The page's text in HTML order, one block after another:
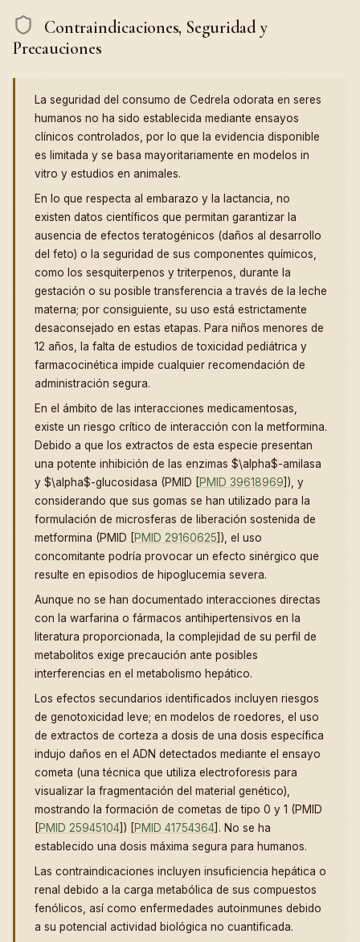
Contraindicaciones, Seguridad y
Precauciones
La seguridad del consumo de Cedrela odorata en seres
humanos no ha sido establecida mediante ensayos
clínicos controlados, por lo que la evidencia disponible
es limitada y se basa mayoritariamente en modelos in
vitro y estudios en animales.
En lo que respecta al embarazo y la lactancia, no
existen datos científicos que permitan garantizar la
ausencia de efectos teratogénicos (daños al desarrollo
del feto) o la seguridad de sus componentes químicos,
como los sesquiterpenos y triterpenos, durante la
gestación o su posible transferencia a través de la leche
materna; por consiguiente, su uso está estrictamente
desaconsejado en estas etapas. Para niños menores de
12 años, la falta de estudios de toxicidad pediátrica y
farmacocinética impide cualquier recomendación de
administración segura.
En el ámbito de las interacciones medicamentosas,
existe un riesgo crítico de interacción con la metformina.
Debido a que los extractos de esta especie presentan
una potente inhibición de las enzimas $\alpha$-amilasa
y $\alpha$-glucosidasa (PMID [PMID 39618969]), y
considerando que sus gomas se han utilizado para la
formulación de microsferas de liberación sostenida de
metformina (PMID [PMID 29160625]), el uso
concomitante podría provocar un efecto sinérgico que
resulte en episodios de hipoglucemia severa.
Aunque no se han documentado interacciones directas
con la warfarina o fármacos antihipertensivos en la
literatura proporcionada, la complejidad de su perfil de
metabolitos exige precaución ante posibles
interferencias en el metabolismo hepático.
Los efectos secundarios identificados incluyen riesgos
de genotoxicidad leve; en modelos de roedores, el uso
de extractos de corteza a dosis de una dosis específica
indujo daños en el ADN detectados mediante el ensayo
cometa (una técnica que utiliza electroforesis para
visualizar la fragmentación del material genético),
mostrando la formación de cometas de tipo 0 y 1 (PMID
[PMID 25945104]) [PMID 41754364]. No se ha
establecido una dosis máxima segura para humanos.
Las contraindicaciones incluyen insuficiencia hepática o
renal debido a la carga metabólica de sus compuestos
fenólicos, así como enfermedades autoinmunes debido
a su potencial actividad biológica no cuantificada.